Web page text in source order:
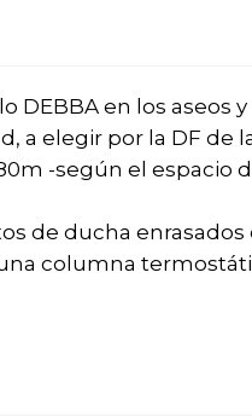
en los aseos y
a elegir por la DF de
-según el espacio
de ducha
columna